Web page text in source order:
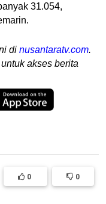
31.054,
di nusantaratv.com.
untuk akses berita
0 0